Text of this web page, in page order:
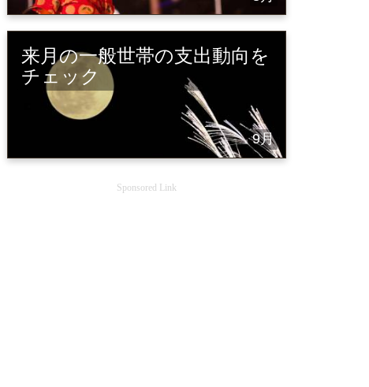
来月の一般世帯の支出動向を
チェック
9月
Sponsored Link